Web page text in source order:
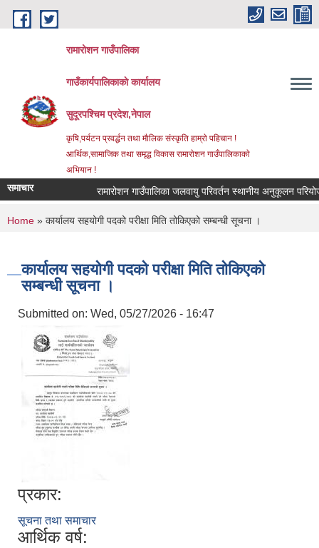
Skip to main content
रामारोशन गाउँपालिका
गाउँकार्यपालिकाकाे कार्यालय
सुदूरपश्चिम प्रदेश,नेपाल
कृषि,पर्यटन प्रवर्द्धन तथा माैलिक संस्कृति हाम्राे पहिचान !
आर्थिक,सामाजिक तथा समृद्ध विकास रामाराेशन गाउँपालिकाकाे
अभियान !
समाचार रामारोशन गाउँपालिका जलवायु परिवर्तन स्थानीय अनुकूलन
You are here
Home » कार्यालय सहयोगी पदको परीक्षा मिति तोकिएको सम्बन्धी सूचना ।
कार्यालय सहयोगी पदको परीक्षा मिति तोकिएको
सम्बन्धी सूचना ।
Submitted on: Wed, 05/27/2026 - 16:47
प्रकार:
सूचना तथा समाचार
आर्थिक वर्ष: